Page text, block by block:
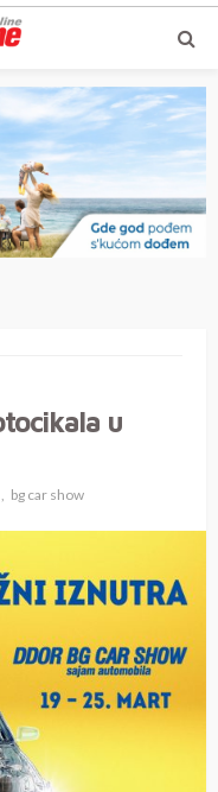
u
bg car show